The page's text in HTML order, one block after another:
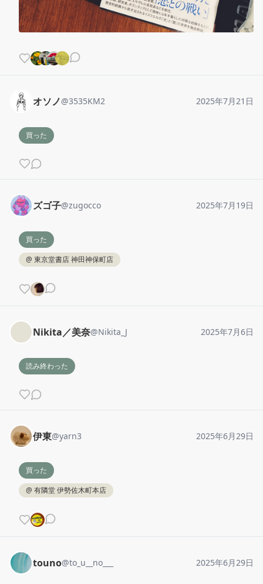
オソノ@3535KM2 2025年7月21日
買った
ズゴ子@zugocco 2025年7月19日
買った
@ 東京堂書店 神田神保町店
Nikita／美奈@Nikita_J 2025年7月6日
読み終わった
伊東@yarn3 2025年6月29日
買った
@ 有隣堂 伊勢佐木町本店
touno@to_u__no___ 2025年6月29日